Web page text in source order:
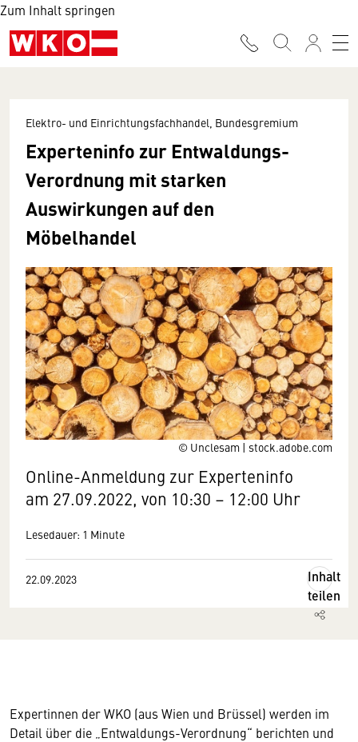
Zum Inhalt springen
© Unclesam | stock.adobe.com
Elektro- und Einrichtungsfachhandel, Bundesgremium
Experteninfo zur Entwaldungs-
Verordnung mit starken
Auswirkungen auf den
Möbelhandel
Online-Anmeldung zur Experteninfo
am 27.09.2022, von 10:30 – 12:00 Uhr
Lesedauer: 1 Minute
22.09.2023
Inhalt
teilen
Expertinnen der WKO (aus Wien und Brüssel) werden im
Detail über die „Entwaldungs-Verordnung“ berichten und